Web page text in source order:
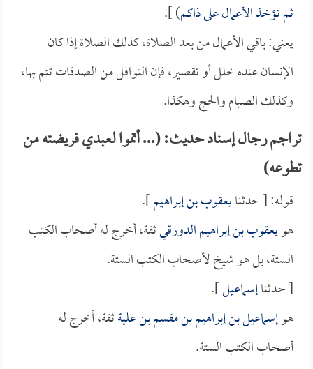
ثم تؤخذ الأعمال على ذاكم) ].
يعني: باقي الأعمال من بعد الصلاة، كذلك الصلاة إذا كان
الإنسان عنده خلل أو تقصير، فإن النوافل من الصدقات تتم بها،
وكذلك الصيام والحج وهكذا.
تراجم رجال إسناد حديث: (... أتموا لعبدي فريضته من
تطوعه)
قوله: [ حدثنايعقوب بن إبراهيم].
هويعقوب بن إبراهيم الدورقيثقة، أخرج له أصحاب الكتب
الستة، بل هو شيخ لأصحاب الكتب الستة.
[ حدثناإسماعيل].
هوإسماعيل بن إبراهيم بن مقسم بن عليةثقة، أخرج له
أصحاب الكتب الستة.